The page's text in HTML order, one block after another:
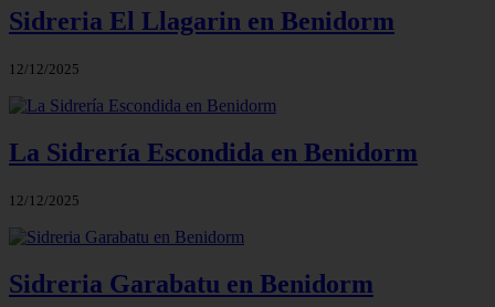
Sidreria El Llagarin en Benidorm
12/12/2025
La Sidrería Escondida en Benidorm
12/12/2025
Sidreria Garabatu en Benidorm